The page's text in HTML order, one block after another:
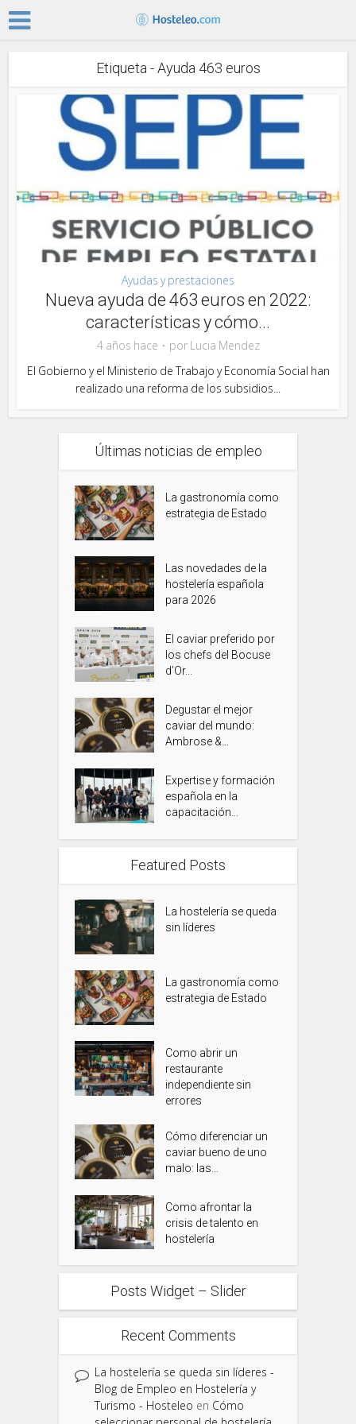
Etiqueta - Ayuda 463 euros
Ayudas y prestaciones
Nueva ayuda de 463 euros en 2022:
características y cómo...
4 años hace por Lucia Mendez
El Gobierno y el Ministerio de Trabajo y Economía Social han
realizado una reforma de los subsidios...
Últimas noticias de empleo
La gastronomía como
estrategia de Estado
Las novedades de la
hostelería española
para 2026
El caviar preferido por
los chefs del Bocuse
d’Or...
Degustar el mejor
caviar del mundo:
Ambrose &...
Expertise y formación
española en la
capacitación...
Featured Posts
La hostelería se queda
sin líderes
La gastronomía como
estrategia de Estado
Como abrir un
restaurante
independiente sin
errores
Cómo diferenciar un
caviar bueno de uno
malo: las...
Como afrontar la
crisis de talento en
hostelería
Posts Widget – Slider
Recent Comments
La hostelería se queda sin líderes -
Blog de Empleo en Hostelería y
Turismo - Hosteleo en Cómo